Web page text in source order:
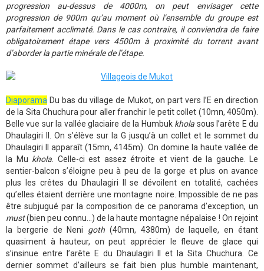
progression au-dessus de 4000m, on peut envisager cette
progression de 900m qu’au moment où l’ensemble du groupe est
parfaitement acclimaté. Dans le cas contraire, il conviendra de faire
obligatoirement étape vers 4500m à proximité du torrent avant
d’aborder la partie minérale de l’étape.
Diaporama Du bas du village de Mukot, on part vers l’E en direction
de la Sita Chuchura pour aller franchir le petit collet (10mn, 4050m).
Belle vue sur la vallée glaciaire de la Humbuk khola sous l’arête E du
Dhaulagiri II. On s’élève sur la G jusqu’à un collet et le sommet du
Dhaulagiri II apparaît (15mn, 4145m). On domine la haute vallée de
la Mu khola. Celle-ci est assez étroite et vient de la gauche. Le
sentier-balcon s’éloigne peu à peu de la gorge et plus on avance
plus les crêtes du Dhaulagiri II se dévoilent en totalité, cachées
qu’elles étaient derrière une montagne noire. Impossible de ne pas
être subjugué par la composition de ce panorama d’exception, un
must(bien peu connu...) de la haute montagne népalaise ! On rejoint
la bergerie de Neni goth(40mn, 4380m) de laquelle, en étant
quasiment à hauteur, on peut apprécier le fleuve de glace qui
s’insinue entre l’arête E du Dhaulagiri II et la Sita Chuchura. Ce
dernier sommet d’ailleurs se fait bien plus humble maintenant,